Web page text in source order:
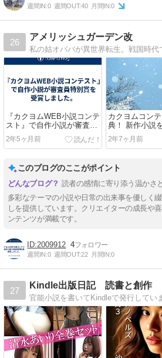
週間IN:0 週間OUT:40 月間IN:0
26
アメリッシュガーデン改
私の姑オババが異世界転生。戦国時代
『カクヨムWEB小説コンテ
スト』で自作小説が審査員
特別賞を受賞しました。
2年5ヶ月前
カクヨムコン
典！ 新作小説
2年7ヶ月前
このブログのここがポイント
読者の感情に寄り添う温かさ
多彩なテーマの小説や日常の出来事を優しく
しを提供しています。クリエイターの成長や
ンテンツが満載です。
2009912 4
週間IN:0 週間OUT:22 月間IN:0
27
Kindle出版日記 読書と創作